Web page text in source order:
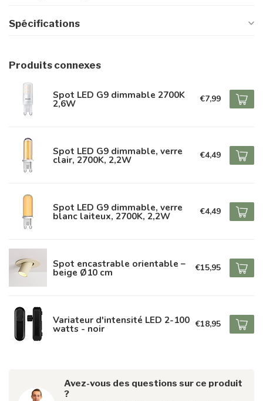
Spécifications
Produits connexes
Spot LED G9 dimmable 2700K
2,6W €7,99
Spot LED G9 dimmable, verre
clair, 2700K, 2,2W €4,49
Spot LED G9 dimmable, verre
blanc laiteux, 2700K, 2,2W €4,49
Spot encastrable orientable –
beige Ø10 cm €15,95
Variateur d'intensité LED 2-100
watts - noir €18,95
Avez-vous des questions sur ce produit
?